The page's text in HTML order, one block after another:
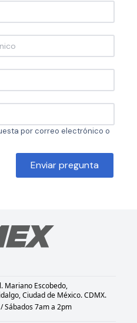
por correo electrónico o
Enviar pregunta
Mariano Escobedo,
Ciudad de México. CDMX.
Sábados 7am a 2pm